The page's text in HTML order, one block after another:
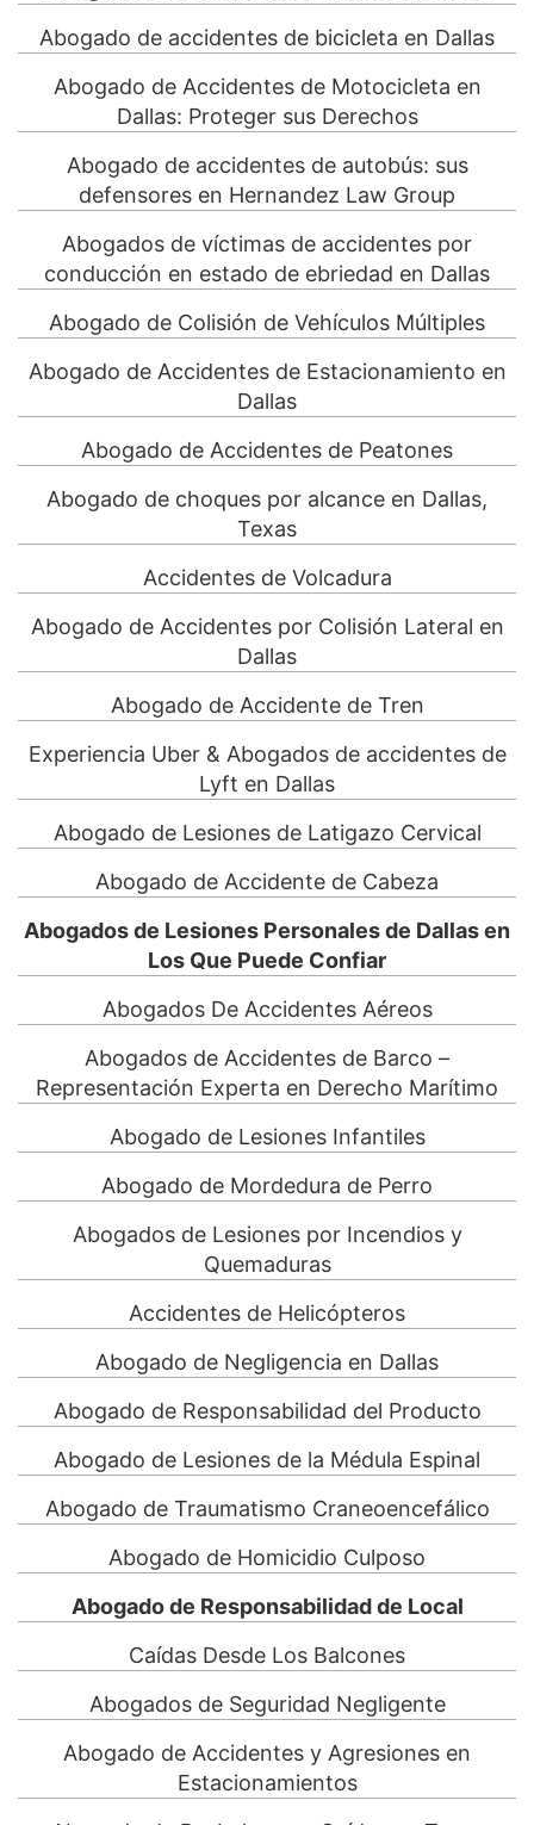
Abogado de accidentes de bicicleta en Dallas
Abogado de Accidentes de Motocicleta en
Dallas: Proteger sus Derechos
Abogado de accidentes de autobús: sus
defensores en Hernandez Law Group
Abogados de víctimas de accidentes por
conducción en estado de ebriedad en Dallas
Abogado de Colisión de Vehículos Múltiples
Abogado de Accidentes de Estacionamiento en
Dallas
Abogado de Accidentes de Peatones
Abogado de choques por alcance en Dallas,
Texas
Accidentes de Volcadura
Abogado de Accidentes por Colisión Lateral en
Dallas
Abogado de Accidente de Tren
Experiencia Uber & Abogados de accidentes de
Lyft en Dallas
Abogado de Lesiones de Latigazo Cervical
Abogado de Accidente de Cabeza
Abogados de Lesiones Personales de Dallas en
Los Que Puede Confiar
Abogados De Accidentes Aéreos
Abogados de Accidentes de Barco –
Representación Experta en Derecho Marítimo
Abogado de Lesiones Infantiles
Abogado de Mordedura de Perro
Abogados de Lesiones por Incendios y
Quemaduras
Accidentes de Helicópteros
Abogado de Negligencia en Dallas
Abogado de Responsabilidad del Producto
Abogado de Lesiones de la Médula Espinal
Abogado de Traumatismo Craneoencefálico
Abogado de Homicidio Culposo
Abogado de Responsabilidad de Local
Caídas Desde Los Balcones
Abogados de Seguridad Negligente
Abogado de Accidentes y Agresiones en
Estacionamientos